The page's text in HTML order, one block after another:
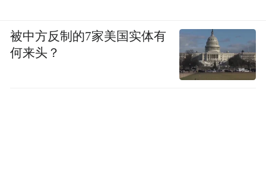
被中方反制的7家美国实体有
何来头？